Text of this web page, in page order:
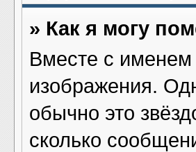
» Как я могу
Вместе с именем
изображения.
обычно это
сколько